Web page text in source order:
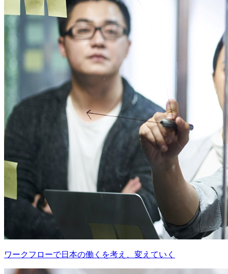
ワークフローで日本の働くを考え、変えていく